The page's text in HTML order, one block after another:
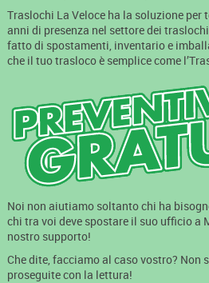
Traslochi La Veloce ha la soluzione per
anni di presenza nel settore dei
fatto di spostamenti, inventario e
che il tuo trasloco è semplice come
Noi non aiutiamo soltanto chi ha
chi tra voi deve spostare il suo ufficio a
nostro supporto!
Che dite, facciamo al caso vostro? Non
proseguite con la lettura!